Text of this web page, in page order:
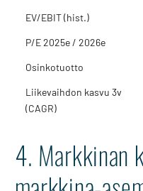
EV/EBIT (hist.)
P/E 2025e / 2026e
Osinkotuotto
Liikevaihdon kasvu 3v
(CAGR)
4. Markkinan